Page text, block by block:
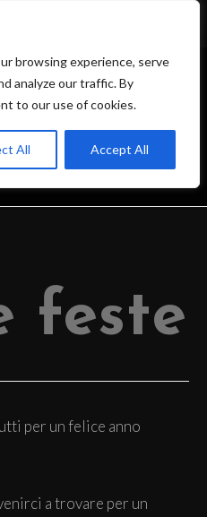
browsing experience, serve
analyze our traffic. By
to our use of cookies.
All Accept All
> 2023 DECEMBER > 24
feste
per un felice anno
a trovare per un